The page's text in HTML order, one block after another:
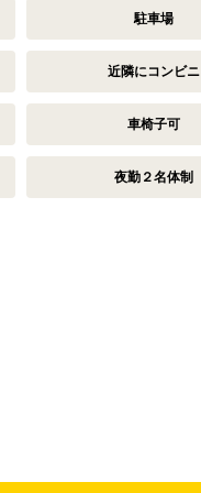
駐車場
近隣にコンビニ
車椅子可
夜勤２名体制